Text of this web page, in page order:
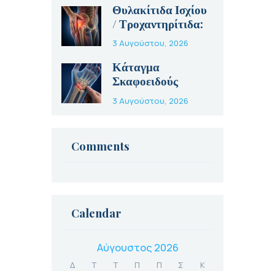
Θυλακίτιδα Ισχίου
/ Τροχαντηρίτιδα:
Αίτια, Συμπτώματα
και Θεραπεία
3 Αυγούστου, 2026
Κάταγμα
Σκαφοειδούς
Οστού: Γιατί Είναι
Τόσο Ύπουλο και
3 Αυγούστου, 2026
Comments
Calendar
Αύγουστος 2026
Δ Τ Τ Π Π Σ
Κ